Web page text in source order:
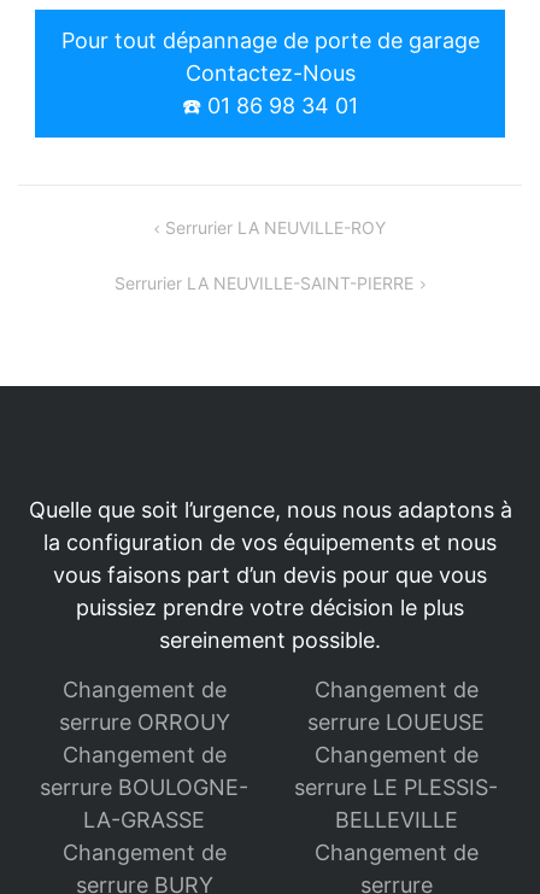
Pour tout dépannage de porte de garage
Contactez-Nous
☎️ 01 86 98 34 01
NavigationSerrurier LA NEUVILLE-ROY
Serrurier LA NEUVILLE-SAINT-PIERRE
Quelle que soit l’urgence, nous nous adaptons à
la configuration de vos équipements et nous
vous faisons part d’un devis pour que vous
puissiez prendre votre décision le plus
sereinement possible.
Changement de
serrure ORROUY
Changement de
serrure LOUEUSE
Changement de
serrure BOULOGNE-
LA-GRASSE
Changement de
serrure LE PLESSIS-
BELLEVILLE
Changement de
serrure BURY
Changement de
serrure